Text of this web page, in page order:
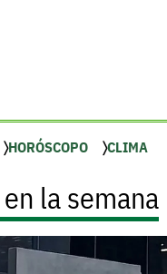
HORÓSCOPO CLIMA
la semana